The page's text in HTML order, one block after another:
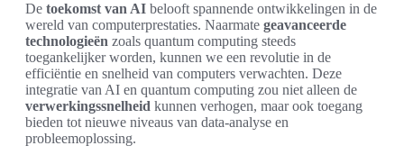
De toekomst van AI belooft spannende ontwikkelingen in de
wereld van computerprestaties. Naarmate geavanceerde
technologieën zoals quantum computing steeds
toegankelijker worden, kunnen we een revolutie in de
efficiëntie en snelheid van computers verwachten. Deze
integratie van AI en quantum computing zou niet alleen de
verwerkingssnelheid kunnen verhogen, maar ook toegang
bieden tot nieuwe niveaus van data-analyse en
probleemoplossing.